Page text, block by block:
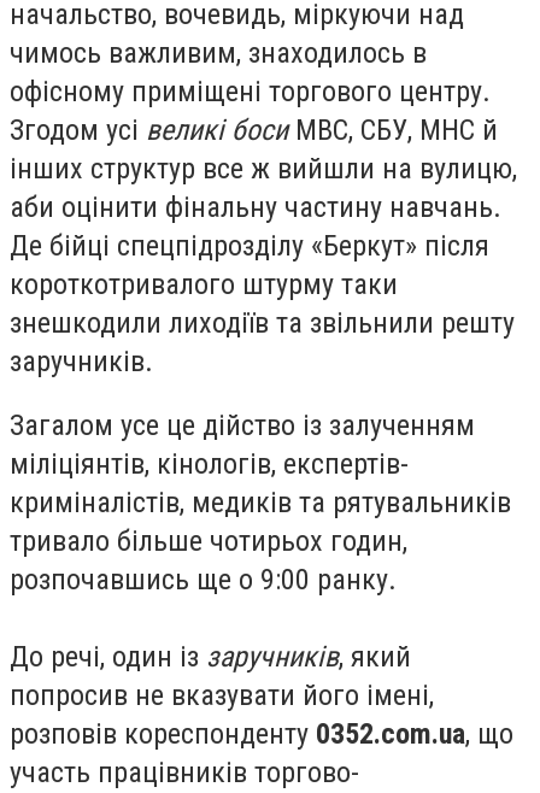
начальство, вочевидь, міркуючи над
чимось важливим, знаходилось в
офісному приміщені торгового центру.
Згодом усі великі босиМВС, СБУ, МНС й
інших структур все ж вийшли на вулицю,
аби оцінити фінальну частину навчань.
Де бійці спецпідрозділу «Беркут» після
короткотривалого штурму таки
знешкодили лиходіїв та звільнили решту
заручників.
Загалом усе це дійство із залученням
міліціянтів, кінологів, експертів-
криміналістів, медиків та рятувальників
тривало більше чотирьох годин,
розпочавшись ще о 9:00 ранку.
До речі, один із заручників, який
попросив не вказувати його імені,
розповів кореспонденту 0352.com.ua, що
участь працівників торгово-